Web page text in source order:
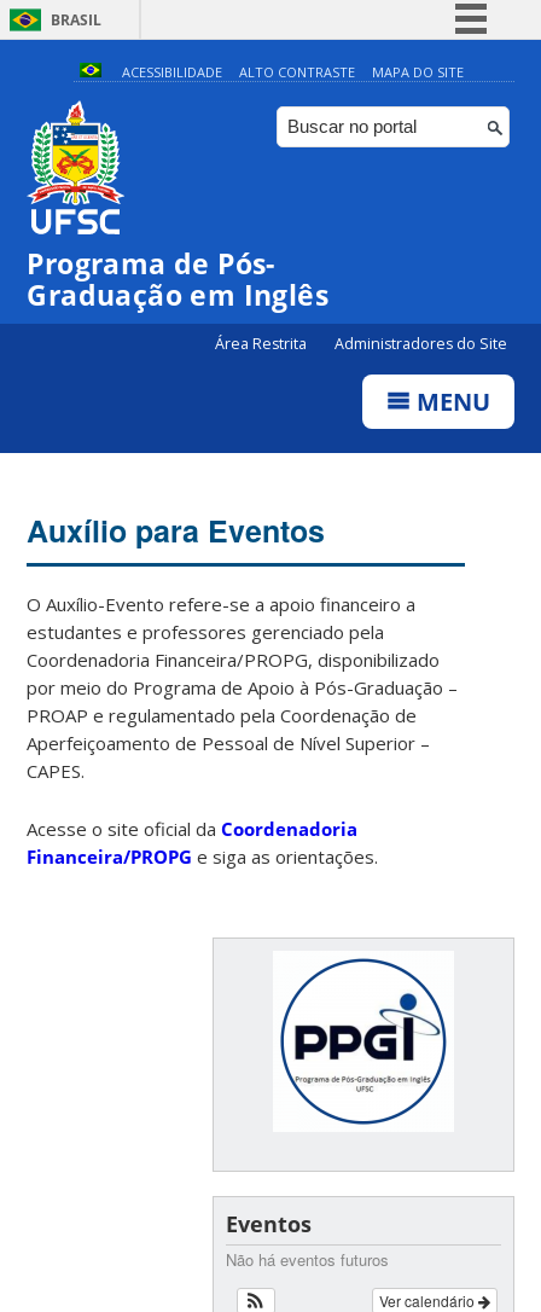
BRASIL
Simplifique!
Comunica BR
Participe
ACESSIBILIDADE ALTO CONTRASTE MAPA DO SITE
Programa de Pós-
Graduação em Inglês
Área Restrita Administradores do Site
MENU
Auxílio para Eventos
O Auxílio-Evento refere-se a apoio financeiro a
estudantes e professores gerenciado pela
Coordenadoria Financeira/PROPG, disponibilizado
por meio do Programa de Apoio à Pós-Graduação –
PROAP e regulamentado pela Coordenação de
Aperfeiçoamento de Pessoal de Nível Superior –
CAPES.
Acesse o site oficial daCoordenadoria
Financeira/PROPG e siga as orientações.
Eventos
Não há eventos futuros
Ver calendário